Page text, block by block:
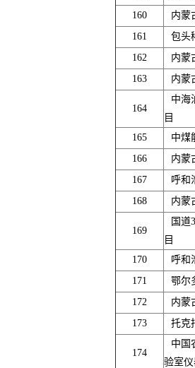
160
内蒙
161
包头
162
内蒙
163
内蒙
164
中海
目
165
中煤
166
内蒙
167
呼和
168
内蒙
169
国道
目
170
呼和
171
鄂尔
172
内蒙
173
托克
174
中国
验室